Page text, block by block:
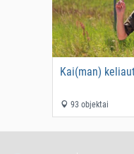
Kai(man)
93 objektai